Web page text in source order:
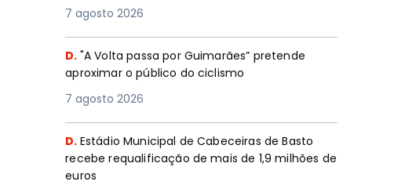
7 agosto 2026
D. "A Volta passa por Guimarães” pretende
aproximar o público do ciclismo
7 agosto 2026
D. Estádio Municipal de Cabeceiras de Basto
recebe requalificação de mais de 1,9 milhões de
euros